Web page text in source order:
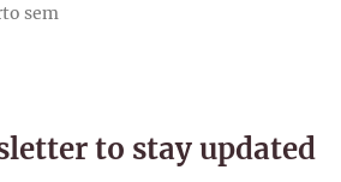
sem
to stay updated